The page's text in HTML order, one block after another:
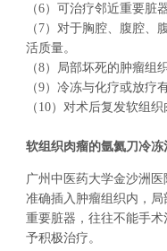
（6）可治疗邻近重要脏
（7）对于胸腔、腹腔
活质量。
（8）局部坏死的肿瘤组
（9）冷冻与化疗或放疗
（10）对术后复发软组
软组织肉瘤的氩氦刀冷冻
广州中医药大学金沙洲
准确插入肿瘤组织内，
重要脏器，往往不能手
予积极治疗。